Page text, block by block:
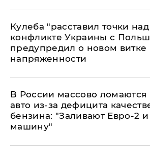
Кулеба "расставил точки над
конфликте Украины с
предупредил о новом витке
напряженности
В России массово ломаются
авто из-за дефицита
бензина: "Заливают Евро-2
машину"